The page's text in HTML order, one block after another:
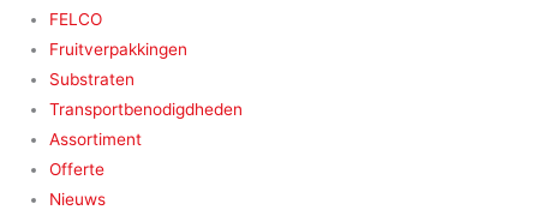
FELCO
Fruitverpakkingen
Substraten
Transportbenodigdheden
Assortiment
Offerte
Nieuws